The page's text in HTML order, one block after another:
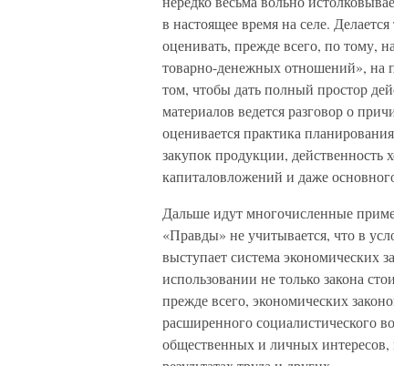
в настоящее время на селе.
оценивать, прежде всего, по тому,
товарно-денежных отношений»,
том, чтобы дать полный простор
материалов ведется разговор о
оценивается практика
закупок продукции, действенность
капиталовложений и даже
Дальше идут многочисленные
«Правды» не учитывается, что в
выступает система экономических
использовании не только закона
прежде всего, экономических
расширенного социалистического
общественных и личных интересов,